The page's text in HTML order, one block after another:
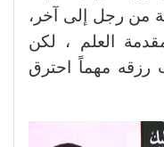
من رجل إلى آخر،
العلم ، لكن
رزقه مهماً احترق